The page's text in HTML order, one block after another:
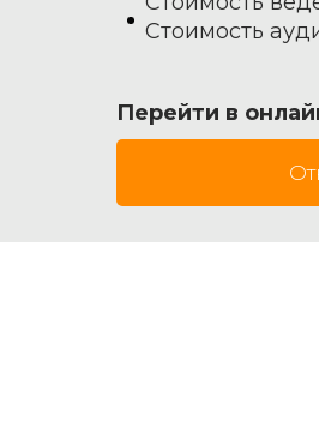
Стоимость
Перейти в